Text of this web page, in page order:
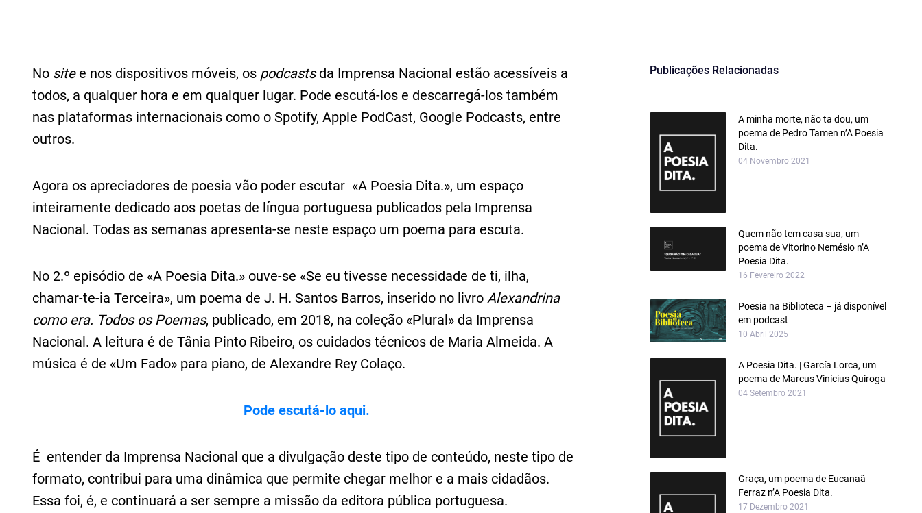
No sitee nos dispositivos móveis, os podcastsda Imprensa Nacional estão acessíveis a
todos, a qualquer hora e em qualquer lugar. Pode escutá-los e descarregá-los também
nas plataformas internacionais como o Spotify, Apple PodCast, Google Podcasts, entre
outros.
Agora os apreciadores de poesia vão poder escutar «A Poesia Dita.», um espaço
inteiramente dedicado aos poetas de língua portuguesa publicados pela Imprensa
Nacional. Todas as semanas apresenta-se neste espaço um poema para escuta.
No 2.º episódio de «A Poesia Dita.» ouve-se «Se eu tivesse necessidade de ti, ilha,
chamar-te-ia Terceira», um poema de J. H. Santos Barros, inserido no livro Alexandrina
como era. Todos os Poemas, publicado, em 2018, na coleção «Plural» da Imprensa
Nacional. A leitura é de Tânia Pinto Ribeiro, os cuidados técnicos de Maria Almeida. A
música é de «Um Fado» para piano, de Alexandre Rey Colaço.
Pode escutá-lo aqui.
É entender da Imprensa Nacional que a divulgação deste tipo de conteúdo, neste tipo de
formato, contribui para uma dinâmica que permite chegar melhor e a mais cidadãos.
Essa foi, é, e continuará a ser sempre a missão da editora pública portuguesa.
Publicações Relacionadas
A minha morte, não ta dou, um
poema de Pedro Tamen n’A Poesia
Dita.
04 Novembro 2021
Quem não tem casa sua, um
poema de Vitorino Nemésio n’A
Poesia Dita.
16 Fevereiro 2022
Poesia na Biblioteca – já disponível
em podcast
10 Abril 2025
A Poesia Dita. | García Lorca, um
poema de Marcus Vinícius Quiroga
04 Setembro 2021
Graça, um poema de Eucanaã
Ferraz n’A Poesia Dita.
17 Dezembro 2021